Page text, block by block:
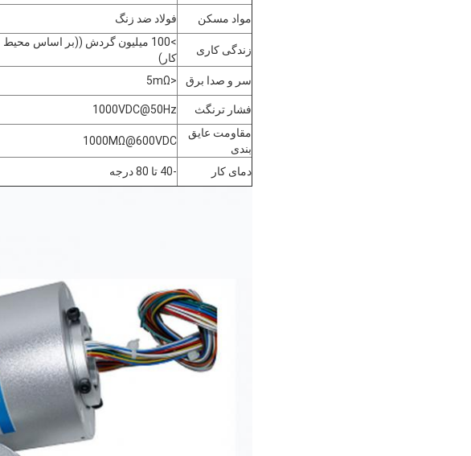
مواد مسکن فولاد ضد زنگ
زندگی کاری
>100 میلیون گردش ((بر اساس محیط
کار)
سر و صدا برق <5mΩ
فشار ترنگث 1000VDC@50Hz
مقاومت عایق
بندی
1000MΩ@600VDC
دمای کار -40 تا 80 درجه